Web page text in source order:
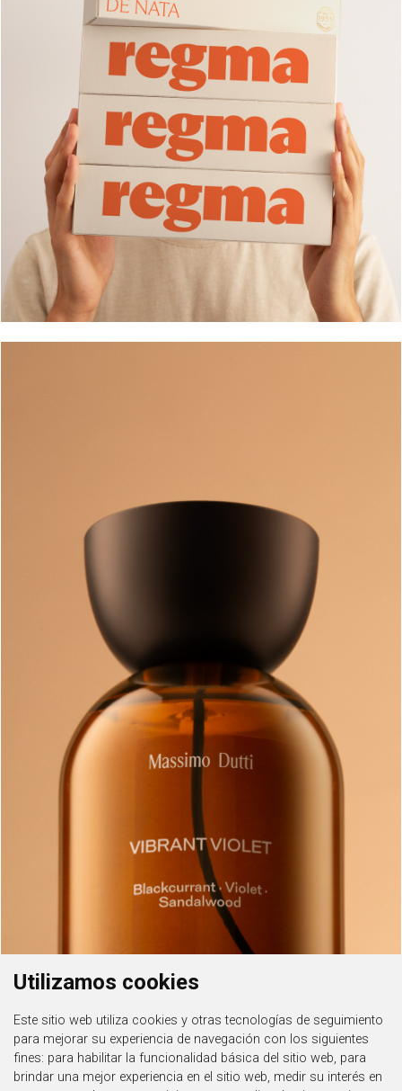
Utilizamos cookies
Este sitio web utiliza cookies y otras tecnologías de seguimiento
para mejorar su experiencia de navegación con los siguientes
fines: para habilitar la funcionalidad básica del sitio web, para
brindar una mejor experiencia en el sitio web, medir su interés en